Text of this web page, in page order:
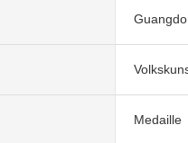
Medaille